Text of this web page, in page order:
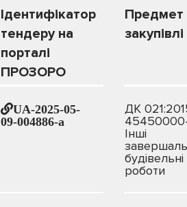
Ідентифікатор
тендеру на
порталі
ПРОЗОРО
Предмет
закупівлі
UA-2025-05-
09-004886-a
ДК
Інші
будівельні
роботи